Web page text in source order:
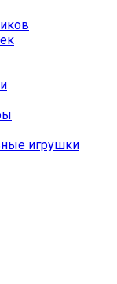
игрушки